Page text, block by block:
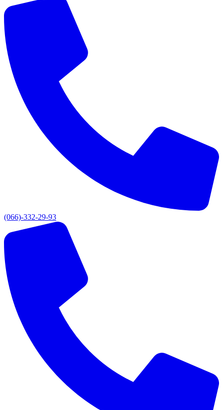
(066)-332-29-93